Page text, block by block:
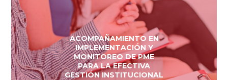
ACOMPAÑAMIENTO EN
IMPLEMENTACIÓN Y
MONITOREO DE PME
PARA LA EFECTIVA
GESTIÓN INSTITUCIONAL